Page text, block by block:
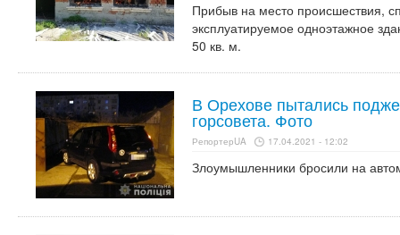
Прибыв на место происшествия,
эксплуатируемое одноэтажное
50 кв. м.
В Орехове пытались
горсовета. Фото
РепортерUA 17.04.2021 - 12:02
Злоумышленники бросили на